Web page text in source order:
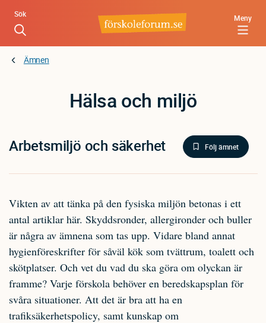
Hoppa
huvudinnehåll
Meny
Sök
Ämnen
Hälsa och miljö
Arbetsmiljö och säkerhet Följ ämnet
Vikten av att tänka på den fysiska miljön betonas i ett
antal artiklar här. Skyddsronder, allergironder och buller
är några av ämnena som tas upp. Vidare bland annat
hygienföreskrifter för såväl kök som tvättrum, toalett och
skötplatser. Och vet du vad du ska göra om olyckan är
framme? Varje förskola behöver en beredskapsplan för
svåra situationer. Att det är bra att ha en
trafiksäkerhetspolicy, samt kunskap om